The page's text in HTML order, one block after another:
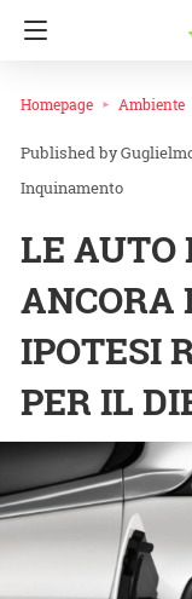
Homepage Ambiente
Inquinamento
LE AUTO
ANCORA
IPOTESI
PER IL